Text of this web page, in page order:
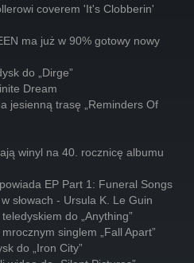
coverem 'It's Clobberin'
ma już w 90% gotowy nowy
do „Dirge”
Dream
jesienną trasę „Reminders Of
winyl na 40. rocznicę albumu
EP Part 1: Funeral Songs
słowach - Ursula K. Le Guin
do „Anything”
singlem „Fall Apart”
do „Iron City”